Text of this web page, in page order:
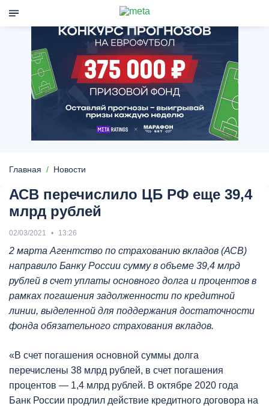
Главная Новости
АСВ перечислило ЦБ РФ еще 39,4
млрд рублей
02/03/2021 13:26
2 марта Агентство по страхованию вкладов (АСВ)
направило Банку России сумму в объеме 39,4 млрд
рублей в счет уплаты основного долга и процентов в
рамках погашения задолженности по кредитной
линии, выделенной для поддержания достаточности
фонда обязательного страхования вкладов.
«В счет погашения основной суммы долга
перечислены 38 млрд рублей, в счет погашения
процентов — 1,4 млрд рублей. В октябре 2020 года
Банк России продлил действие кредитного договора на